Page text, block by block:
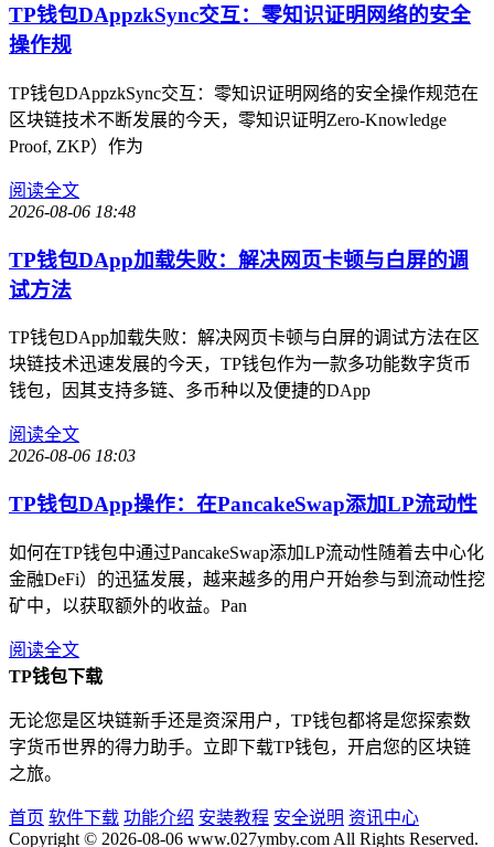
TP钱包DAppzkSync交互：零知识证明网络的安全
操作规
TP钱包DAppzkSync交互：零知识证明网络的安全操作规范在
区块链技术不断发展的今天，零知识证明Zero-Knowledge
Proof, ZKP）作为
阅读全文
2026-08-06 18:48
TP钱包DApp加载失败：解决网页卡顿与白屏的调
试方法
TP钱包DApp加载失败：解决网页卡顿与白屏的调试方法在区
块链技术迅速发展的今天，TP钱包作为一款多功能数字货币
钱包，因其支持多链、多币种以及便捷的DApp
阅读全文
2026-08-06 18:03
TP钱包DApp操作：在PancakeSwap添加LP流动性
如何在TP钱包中通过PancakeSwap添加LP流动性随着去中心化
金融DeFi）的迅猛发展，越来越多的用户开始参与到流动性挖
矿中，以获取额外的收益。Pan
阅读全文
TP钱包下载
无论您是区块链新手还是资深用户，TP钱包都将是您探索数
字货币世界的得力助手。立即下载TP钱包，开启您的区块链
之旅。
首页 软件下载 功能介绍 安装教程 安全说明 资讯中心
Copyright © 2026-08-06 www.027ymby.com All Rights Reserved.